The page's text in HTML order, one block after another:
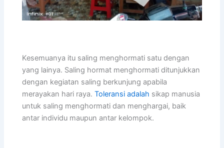
Kesemuanya itu saling menghormati satu dengan
yang lainya. Saling hormat menghormati ditunjukkan
dengan kegiatan saling berkunjung apabila
merayakan hari raya.Toleransi adalah sikap manusia
untuk saling menghormati dan menghargai, baik
antar individu maupun antar kelompok.